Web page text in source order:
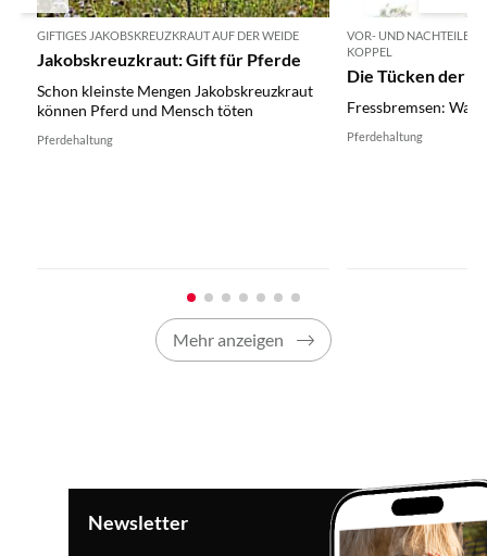
GIFTIGES JAKOBSKREUZKRAUT AUF DER WEIDE
Jakobskreuzkraut: Gift für Pferde
Schon kleinste Mengen Jakobskreuzkraut
können Pferd und Mensch töten
Pferdehaltung
VOR- UND NACHTEILE
KOPPEL
Die Tücken der
Fressbremsen: Was
Pferdehaltung
Mehr anzeigen
Newsletter